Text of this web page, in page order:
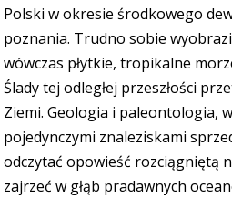
Polski w okresie środkowego
poznania. Trudno sobie
wówczas płytkie, tropikalne
Ślady tej odległej przeszłości
Ziemi. Geologia i paleontologia,
pojedynczymi znaleziskami
odczytać opowieść rozciągniętą
zajrzeć w głąb pradawnych